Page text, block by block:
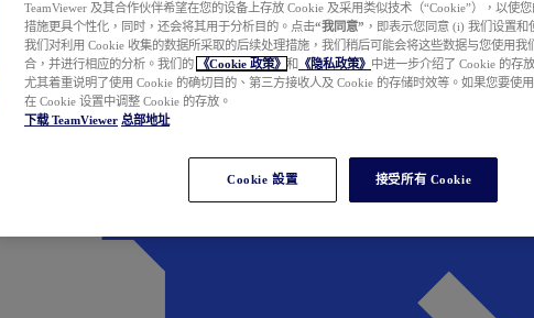
TeamViewer 及其合作伙伴希望在您的设备上存放 Cookie 及采用类似技术（“Cookie”），以使
措施更具个性化，同时，还会将其用于分析目的。点击“我同意” ，即表示您同意 (i) 我们设置
我们对利用 Cookie 收集的数据所采取的后续处理措施，我们稍后可能会将这些数据与您使用我
合，并进行相应的分析。我们的
《Cookie 政策》 和 《隐私政策》 中进一步介绍了 Cookie 的存
尤其着重说明了使用 Cookie 的确切目的、第三方接收人及 Cookie 的存储时效等。如果您要使
在 Cookie 设置中调整 Cookie 的存放。
下载 TeamViewer 总部地址
Cookie 設置 接受所有 Cookie